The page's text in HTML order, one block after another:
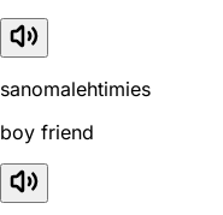
sanomalehtimies
boy friend